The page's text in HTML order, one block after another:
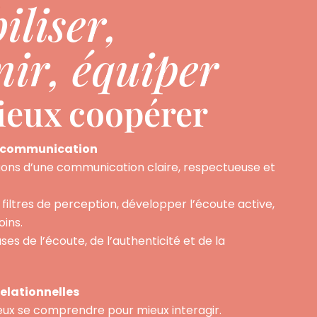
équiper
coopérer
communication
d’une communication claire, respectueuse et
de perception, développer l’écoute active,
de l’écoute, de l’authenticité et de la
se comprendre pour mieux interagir.